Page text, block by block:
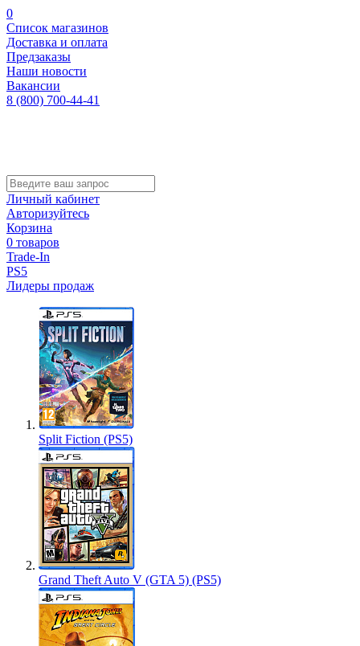
0
Список магазинов
Доставка и оплата
Предзаказы
Наши новости
Вакансии
8 (800) 700-44-41
Личный кабинет
Авторизуйтесь
Корзина
0 товаров
Trade-In
PS5
Лидеры продаж
Split Fiction (PS5)
Grand Theft Auto V (GTA 5) (PS5)